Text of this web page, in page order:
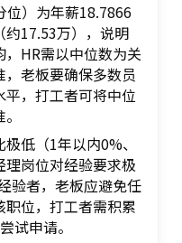
位）为年薪18.7866
17.53万），说明
HR需以中位数为关
老板要确保多数员
，打工者可将中位
低（1年以内0%、
岗位对经验要求极
验者，老板应避免任
位，打工者需积累
试申请。